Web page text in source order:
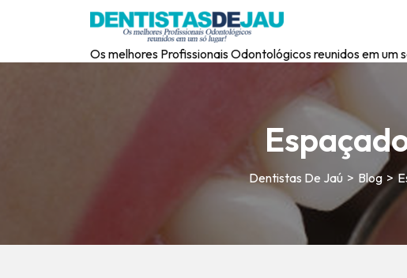
Os melhores Profissionais Odontológicos reunidos em um
Dentistas De Jaú > Blog >